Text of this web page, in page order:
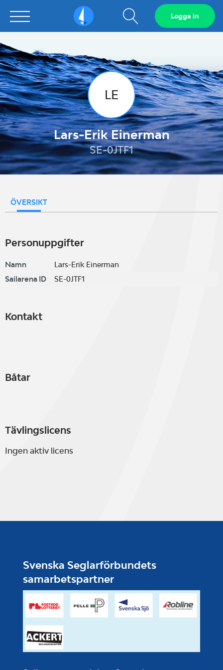
Sailarena Visa
sökfält
Logga in
LE
Lars-Erik Einerman
SE-0JTF1
ÖVERSIKT
Personuppgifter
Namn
Lars-Erik Einerman
Sailarena ID
SE-0JTF1
Kontakt
Båtar
Tävlingslicens
Ingen aktiv licens
Svenska Seglarförbundets
samarbetspartner